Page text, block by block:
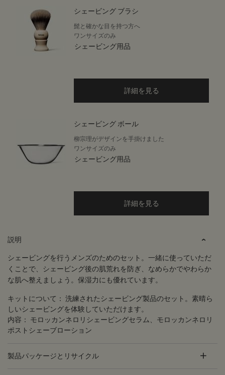
シェービング ブラシ
髭と確かな目を持つ方へ
ワンサイズのみ
シェービング用品
詳細を見る
シェービング ボール
柳宗理がデザインを手掛けました
ワンサイズのみ
シェービング用品
詳細を見る
説明
シェービングを行うメンズのためのセット。一緒に使っていただ
くことで、シェービング後の肌荒れを防ぎ、なめらかでやわらか
な肌へ整えましょう。保湿力にも優れています。
キットについて： 洗練されたシェービング製品のセット。素晴ら
しいシェービングを体験していただけます。
内容： モロッカンネロリシェービングセラム、モロッカンネロリ
ポストシェーブローション
製品パッケージとリサイクル